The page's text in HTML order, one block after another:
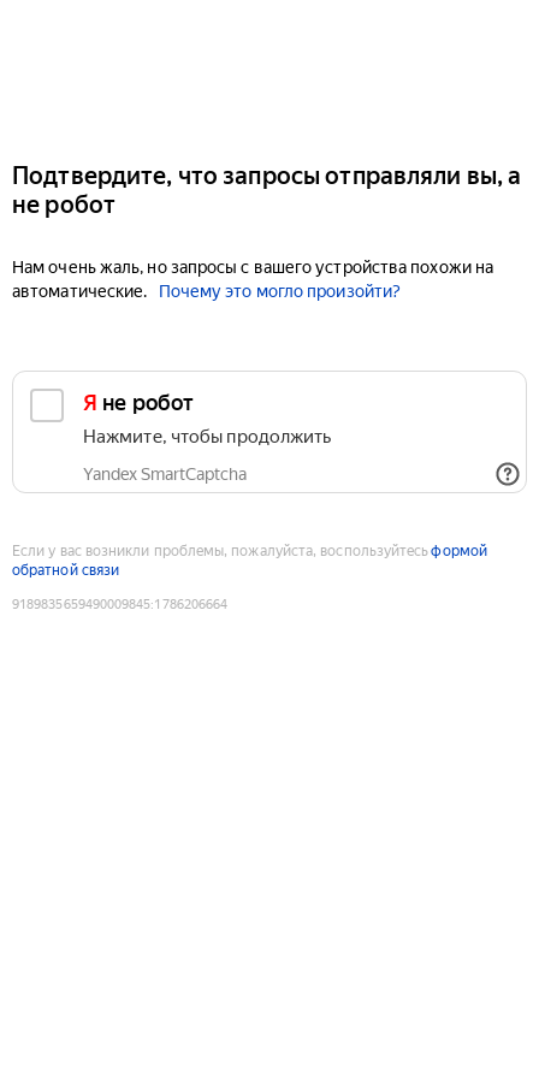
Подтвердите, что запросы отправляли вы, а
не робот
Нам очень жаль, но запросы с вашего устройства похожи на
автоматические.
Почему это могло произойти?
Я не робот
Нажмите, чтобы продолжить
Yandex SmartCaptcha
Если у вас возникли проблемы, пожалуйста, воспользуйтесьформой
обратной связи
9189835659490009845:1786206664